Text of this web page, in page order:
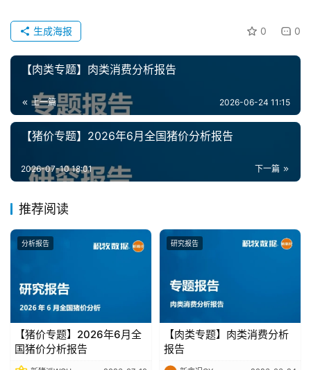
资
讯
新
告
数
据
表
今
日
0 0
生成海报
【肉类专题】肉类消费分析报告
上一篇 2026-06-24 11:15
【猪价专题】2026年6月全国猪价分析报告
下一篇
2026-07-10 18:01
推荐阅读
分析报告
【猪价专题】2026年6月全
国猪价分析报告
研究报告
【肉类专题】肉类消费分析
报告